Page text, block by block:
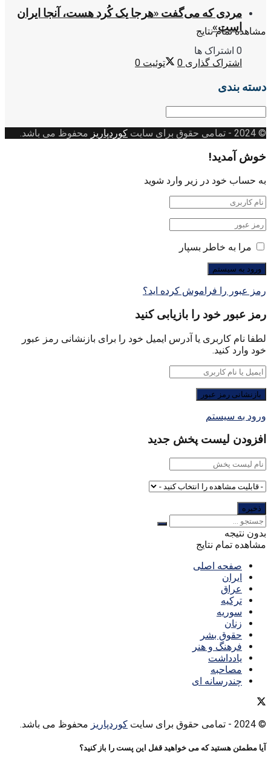
مشاهده تمام نتایج
مردی که می‌گفت «هرجا یک کُرد هست، آنجا ایران
است»
0 اشتراک ها
اشتراک گذاری 0 توئیت 0
دسته بندی
دسته
© 2024
- تمامی حقوق برای سایت کوردپاریز محفوظ می باشد.
خوش آمدید!
به حساب خود در زیر وارد شوید
مرا به خاطر بسپار
رمز عبور را فراموش کرده اید؟
رمز عبور خود را بازیابی کنید
لطفا نام کاربری یا آدرس ایمیل خود را برای بازنشانی رمز عبور
خود وارد کنید.
ورود به سیستم
افزودن لیست پخش جدید
بدون نتیجه
مشاهده تمام نتایج
صفحه اصلی
ایران
عراق
ترکیه
سوریه
زنان
حقوق بشر
فرهنگ و هنر
یادداشت
مصاحبه
چندرسانه ای
© 2024 - تمامی حقوق برای سایت کوردپاریز محفوظ می باشد.
آیا مطمئن هستید که می خواهید قفل این پست را باز کنید؟